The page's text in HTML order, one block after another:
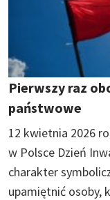
Pierwszy raz
państwowe
12 kwietnia 2026
w Polsce Dzień
charakter
upamiętnić osoby,